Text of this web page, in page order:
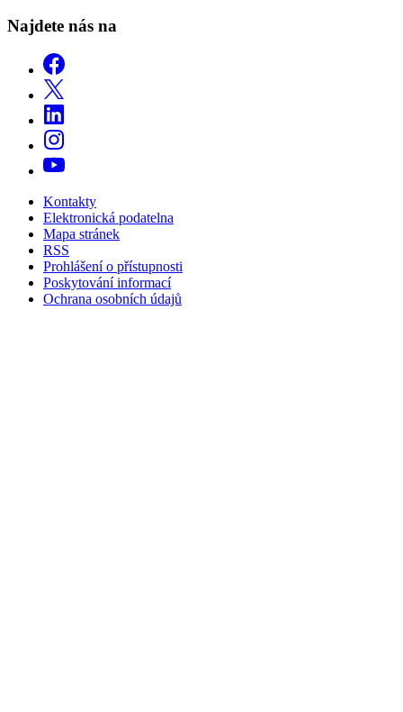
Najdete nás na
Kontakty
Elektronická podatelna
Mapa stránek
RSS
Prohlášení o přístupnosti
Poskytování informací
Ochrana osobních údajů